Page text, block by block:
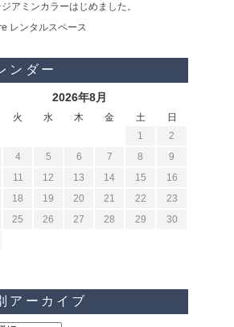
ジアミンカラーはじめました。
レンタルスペース
ンダー
2026年8月
火 水 木 金 土
日
1
2
4 5 6 7 8
9
11 12 13 14 15
16
18 19 20 21 22
23
25 26 27 28 29
30
アーカイブ